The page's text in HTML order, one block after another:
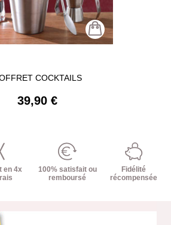
COCKTAILS
39,90 €
en 4x
100% satisfait ou
remboursé
Fidélité
récompensée